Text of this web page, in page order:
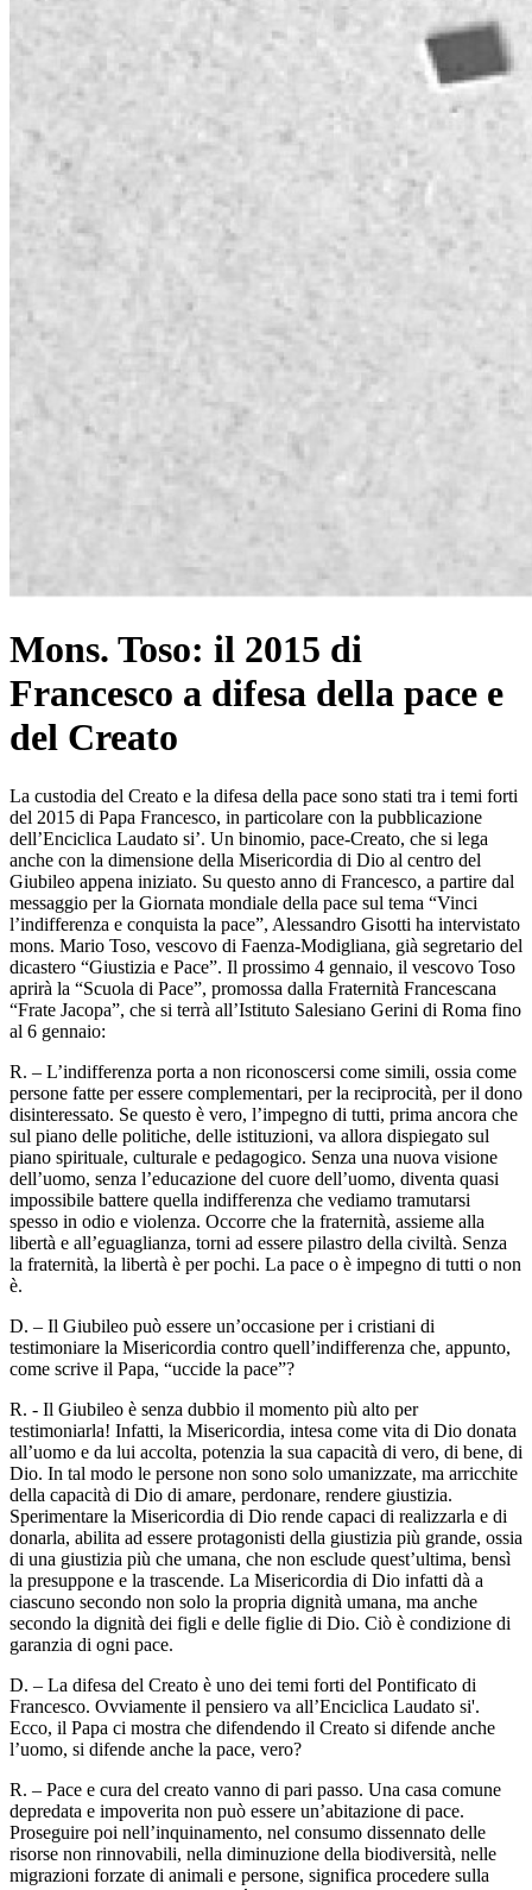
Mons. Toso: il 2015 di
Francesco a difesa della pace e
del Creato
La custodia del Creato e la difesa della pace sono stati tra i temi forti
del 2015 di Papa Francesco, in particolare con la pubblicazione
dell’Enciclica Laudato si’. Un binomio, pace-Creato, che si lega
anche con la dimensione della Misericordia di Dio al centro del
Giubileo appena iniziato. Su questo anno di Francesco, a partire dal
messaggio per la Giornata mondiale della pace sul tema “Vinci
l’indifferenza e conquista la pace”, Alessandro Gisotti ha intervistato
mons. Mario Toso, vescovo di Faenza-Modigliana, già segretario del
dicastero “Giustizia e Pace”. Il prossimo 4 gennaio, il vescovo Toso
aprirà la “Scuola di Pace”, promossa dalla Fraternità Francescana
“Frate Jacopa”, che si terrà all’Istituto Salesiano Gerini di Roma fino
al 6 gennaio:
R. – L’indifferenza porta a non riconoscersi come simili, ossia come
persone fatte per essere complementari, per la reciprocità, per il dono
disinteressato. Se questo è vero, l’impegno di tutti, prima ancora che
sul piano delle politiche, delle istituzioni, va allora dispiegato sul
piano spirituale, culturale e pedagogico. Senza una nuova visione
dell’uomo, senza l’educazione del cuore dell’uomo, diventa quasi
impossibile battere quella indifferenza che vediamo tramutarsi
spesso in odio e violenza. Occorre che la fraternità, assieme alla
libertà e all’eguaglianza, torni ad essere pilastro della civiltà. Senza
la fraternità, la libertà è per pochi. La pace o è impegno di tutti o non
è.
D. – Il Giubileo può essere un’occasione per i cristiani di
testimoniare la Misericordia contro quell’indifferenza che, appunto,
come scrive il Papa, “uccide la pace”?
R. - Il Giubileo è senza dubbio il momento più alto per
testimoniarla! Infatti, la Misericordia, intesa come vita di Dio donata
all’uomo e da lui accolta, potenzia la sua capacità di vero, di bene, di
Dio. In tal modo le persone non sono solo umanizzate, ma arricchite
della capacità di Dio di amare, perdonare, rendere giustizia.
Sperimentare la Misericordia di Dio rende capaci di realizzarla e di
donarla, abilita ad essere protagonisti della giustizia più grande, ossia
di una giustizia più che umana, che non esclude quest’ultima, bensì
la presuppone e la trascende. La Misericordia di Dio infatti dà a
ciascuno secondo non solo la propria dignità umana, ma anche
secondo la dignità dei figli e delle figlie di Dio. Ciò è condizione di
garanzia di ogni pace.
D. – La difesa del Creato è uno dei temi forti del Pontificato di
Francesco. Ovviamente il pensiero va all’Enciclica Laudato si'.
Ecco, il Papa ci mostra che difendendo il Creato si difende anche
l’uomo, si difende anche la pace, vero?
R. – Pace e cura del creato vanno di pari passo. Una casa comune
depredata e impoverita non può essere un’abitazione di pace.
Proseguire poi nell’inquinamento, nel consumo dissennato delle
risorse non rinnovabili, nella diminuzione della biodiversità, nelle
migrazioni forzate di animali e persone, significa procedere sulla